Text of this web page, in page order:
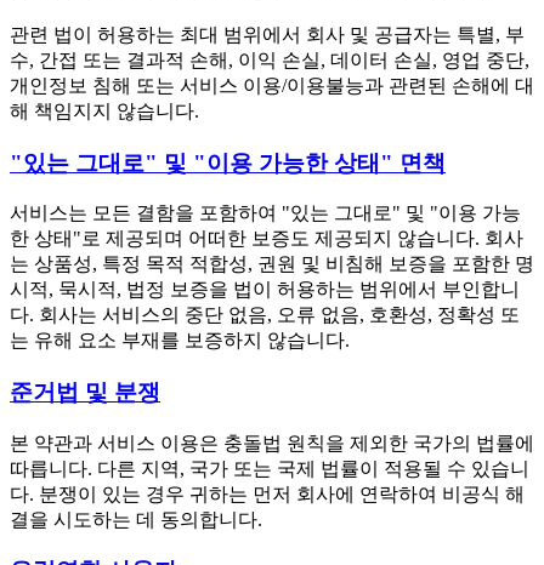
관련 법이 허용하는 최대 범위에서 회사 및 공급자는 특별, 부
수, 간접 또는 결과적 손해, 이익 손실, 데이터 손실, 영업 중단,
개인정보 침해 또는 서비스 이용/이용불능과 관련된 손해에 대
해 책임지지 않습니다.
"있는 그대로" 및 "이용 가능한 상태" 면책
서비스는 모든 결함을 포함하여 "있는 그대로" 및 "이용 가능
한 상태"로 제공되며 어떠한 보증도 제공되지 않습니다. 회사
는 상품성, 특정 목적 적합성, 권원 및 비침해 보증을 포함한 명
시적, 묵시적, 법정 보증을 법이 허용하는 범위에서 부인합니
다. 회사는 서비스의 중단 없음, 오류 없음, 호환성, 정확성 또
는 유해 요소 부재를 보증하지 않습니다.
준거법 및 분쟁
본 약관과 서비스 이용은 충돌법 원칙을 제외한 국가의 법률에
따릅니다. 다른 지역, 국가 또는 국제 법률이 적용될 수 있습니
다. 분쟁이 있는 경우 귀하는 먼저 회사에 연락하여 비공식 해
결을 시도하는 데 동의합니다.